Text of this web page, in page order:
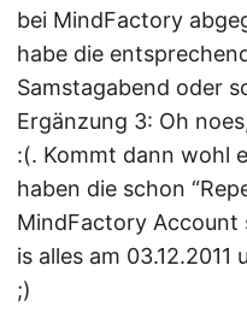
bei MindFactory
habe die
Samstagabend oder
Ergänzung 3: Oh
:(. Kommt dann wohl
haben die schon
MindFactory Account
is alles am
;)